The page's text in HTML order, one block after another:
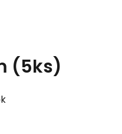
(5ks)